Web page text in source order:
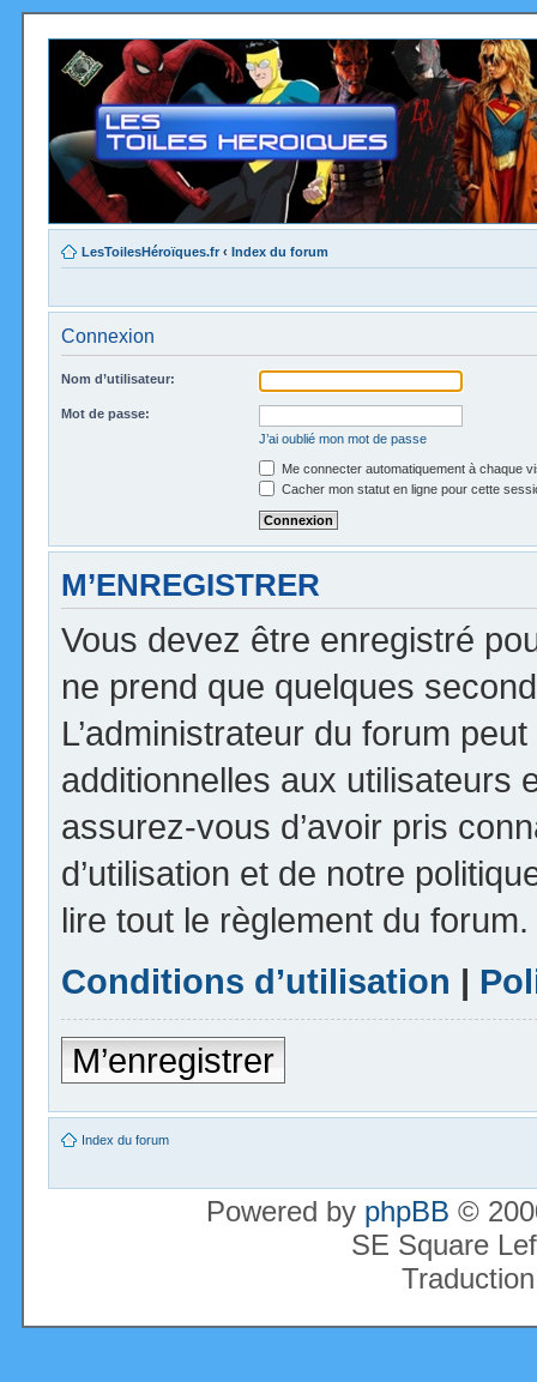
LesToilesHéroïques.fr ‹ Index du forum
Connexion
Nom d’utilisateur:
Mot de passe:
J’ai oublié mon mot de passe
Me connecter automatiquement à chaque
Cacher mon statut en ligne pour cette
M’ENREGISTRER
Vous devez être enregistré
ne prend que quelques
L’administrateur du forum
additionnelles aux utilisateurs
assurez-vous d’avoir pris
d’utilisation et de notre
lire tout le règlement du forum.
Conditions d’utilisation |
M’enregistrer
Index du forum
Powered by phpBB ©
SE Square